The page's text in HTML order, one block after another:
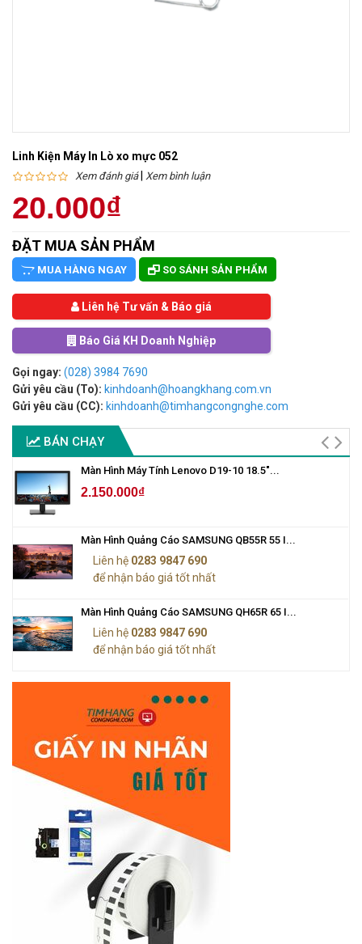
Linh Kiện Máy In Lò xo mực 052
Xem đánh giá| Xem bình luận
20.000₫
ĐẶT MUA SẢN PHẨM
MUA HÀNG NGAY SO SÁNH SẢN PHẨM
Liên hệ Tư vấn & Báo giá
Báo Giá KH Doanh Nghiệp
Gọi ngay: (028) 3984 7690
Gửi yêu cầu (To): kinhdoanh@hoangkhang.com.vn
Gửi yêu cầu (CC): kinhdoanh@timhangcongnghe.com
BÁN CHẠY
Màn Hình Máy Tính Lenovo D19-10 18.5"...
2.150.000₫
Màn Hình Quảng Cáo SAMSUNG QB55R 55 I...
Liên hệ 0283 9847 690
để nhận báo giá tốt nhất
Màn Hình Quảng Cáo SAMSUNG QH65R 65 I...
Liên hệ 0283 9847 690
để nhận báo giá tốt nhất